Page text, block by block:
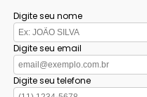
Digite seu nome
Digite seu email
Digite seu telefone